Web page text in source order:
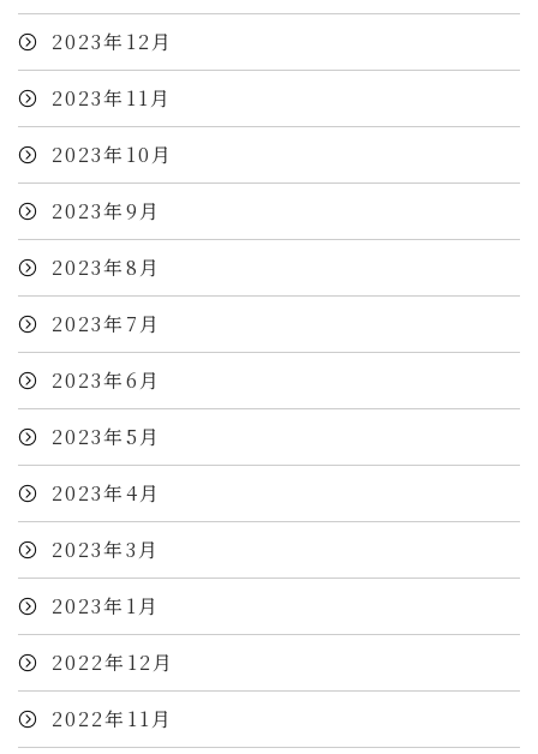
2023年12月
2023年11月
2023年10月
2023年9月
2023年8月
2023年7月
2023年6月
2023年5月
2023年4月
2023年3月
2023年1月
2022年12月
2022年11月